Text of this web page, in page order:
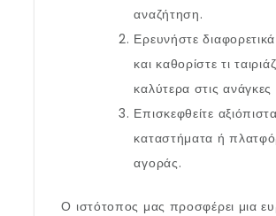
αναζήτηση.
Ερευνήστε
και καθορίστε τι
καλύτερα στις
Επισκεφθείτε αξιόπιστα
καταστήματα ή
αγοράς.
Ο ιστότοπος μας προσφέρει μια